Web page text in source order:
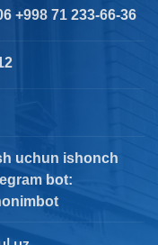
+998 71 233-66-36
uchun ishonch
bot: